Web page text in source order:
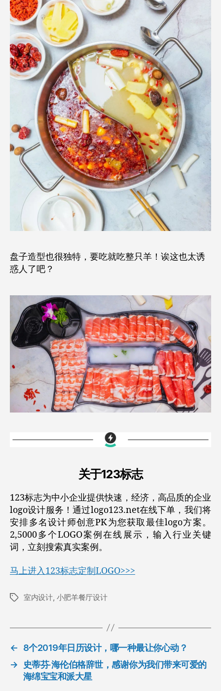
盘子造型也很独特，要吃就吃整只羊！诶这也太诱
惑人了吧？
关于123标志
123标志为中小企业提供快速，经济，高品质的企业
logo设计服务！通过logo123.net在线下单，我们将
安排多名设计师创意PK为您获取最佳logo方案。
2,5000多个LOGO案例在线展示，输入行业关键
词，立刻搜索真实案例。
马上进入123标志定制LOGO>>>
标
室内设计 小肥羊餐厅设计
←
8个2019年日历设计，哪一种最让你心动？
→
史蒂芬·海伦伯格辞世，感谢你为我们带来可爱的
海绵宝宝和派大星